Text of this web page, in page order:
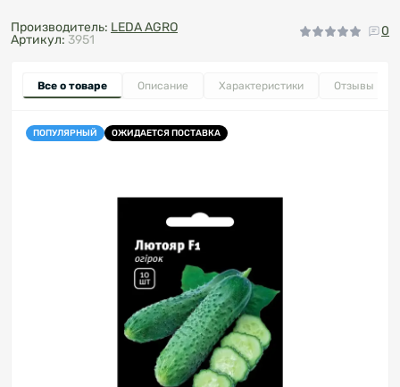
Производитель: LEDA AGRO
Артикул: 3951
0
Все о товаре Описание Характеристики Отзывы
ПОПУЛЯРНЫЙ ОЖИДАЕТСЯ ПОСТАВКА